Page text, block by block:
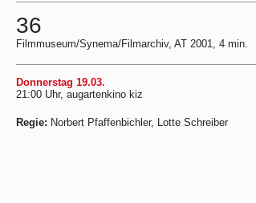
36
Filmmuseum/Synema/Filmarchiv, AT 2001, 4 min.
Donnerstag 19.03.
21:00 Uhr, augartenkino kiz
Regie: Norbert Pfaffenbichler, Lotte Schreiber